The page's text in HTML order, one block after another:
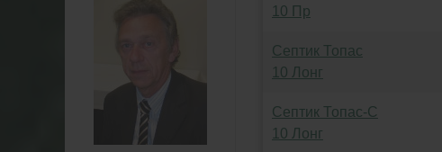
10 Пр
Септик Топас
10 Лонг
Септик Топас-С
10 Лонг